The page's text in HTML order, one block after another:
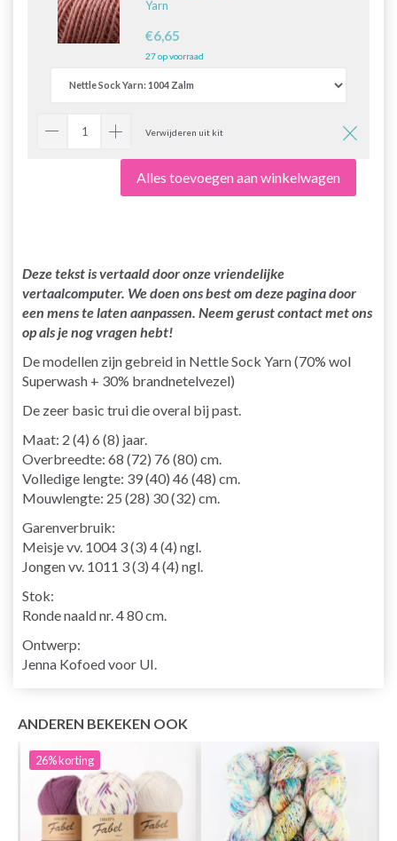
Yarn
€6,65
27 op voorraad
Verwijderen uit kit
Alles toevoegen aan winkelwagen
Deze tekst is vertaald door onze vriendelijke
vertaalcomputer. We doen ons best om deze pagina door
een mens te laten aanpassen. Neem gerust contact met ons
op als je nog vragen hebt!
De modellen zijn gebreid in Nettle Sock Yarn (70% wol
Superwash + 30% brandnetelvezel)
De zeer basic trui die overal bij past.
Maat: 2 (4) 6 (8) jaar.
Overbreedte: 68 (72) 76 (80) cm.
Volledige lengte: 39 (40) 46 (48) cm.
Mouwlengte: 25 (28) 30 (32) cm.
Garenverbruik:
Meisje vv. 1004 3 (3) 4 (4) ngl.
Jongen vv. 1011 3 (3) 4 (4) ngl.
Stok:
Ronde naald nr. 4 80 cm.
Ontwerp:
Jenna Kofoed voor UI.
ANDEREN BEKEKEN OOK
26%korting